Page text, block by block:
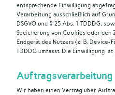
entsprechende Einwilligung
Verarbeitung ausschließlich auf
DSGVO und § 25 Abs. 1 TDDDG,
Speicherung von Cookies oder den
Endgerät des Nutzers (z. B. Device-
TDDDG umfasst. Die Einwilligung
Auftragsverarbeitung
Wir haben einen Vertrag über